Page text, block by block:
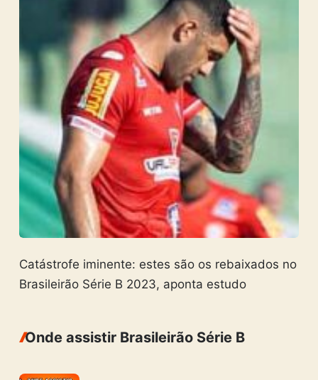
Catástrofe iminente: estes são os rebaixados no
Brasileirão Série B 2023, aponta estudo
Onde assistir Brasileirão Série B